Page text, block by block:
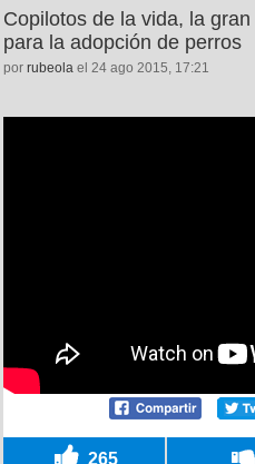
Copilotos de la vida, la
para la adopción de perros
por rubeola el 24 ago 2015, 17:21
265